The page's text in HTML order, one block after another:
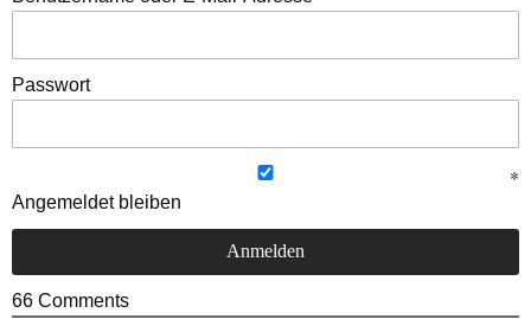
Passwort
Angemeldet bleiben
66 Comments